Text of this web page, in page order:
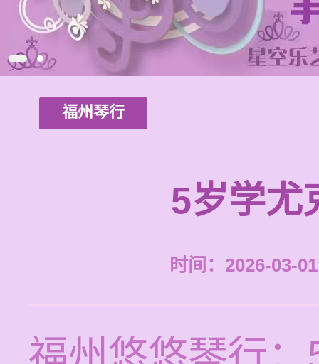
福州琴行
5岁学尤
时间：2026-03-